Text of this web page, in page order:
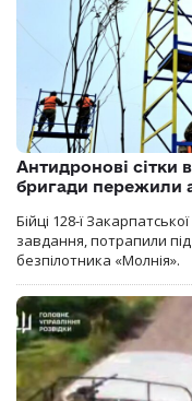
Антидронові сітки
бригади пережили
Бійці 128-ї
завдання, потрапили
безпілотника «Молнія».